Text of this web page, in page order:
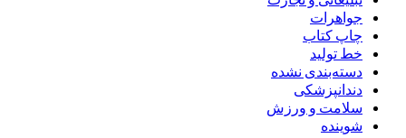
جواهرات
چاپ کتاب
خط تولید
دسته‌بندی نشده
دندانپزشکی
سلامت و ورزش
شوینده